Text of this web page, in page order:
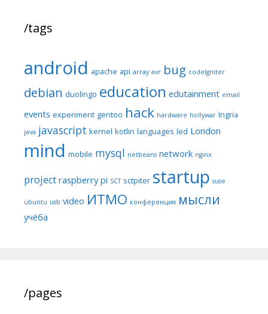
/tags
android apache api array avr bug codeIgniter
debian duolingo education edutainment email
events experiment gentoo hack hardware hollywar Ingria
java javascript kernel kotlin languages led London
mind mobile mysql netbeans network nginx
project raspberry pi SCT sctpiter startup suse
ubuntu usb video ИТМО конференция мысли
учёба
/pages